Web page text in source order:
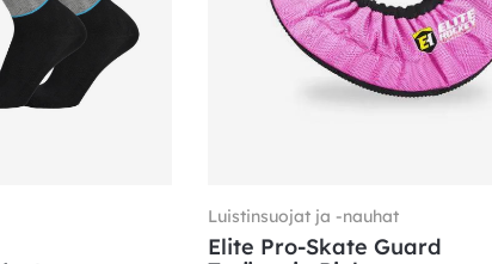
Luistinsuojat ja -nauhat
Elite Pro-Skate Guard